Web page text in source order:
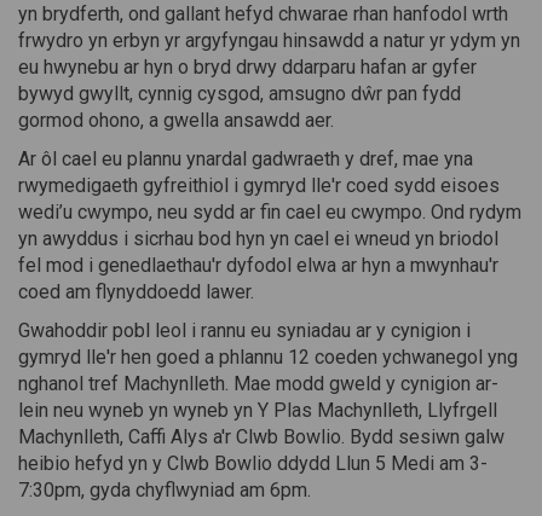
yn brydferth, ond gallant hefyd chwarae rhan hanfodol wrth
frwydro yn erbyn yr argyfyngau hinsawdd a natur yr ydym yn
eu hwynebu ar hyn o bryd drwy ddarparu hafan ar gyfer
bywyd gwyllt, cynnig cysgod, amsugno dŵr pan fydd
gormod ohono, a gwella ansawdd aer.
Ar ôl cael eu plannu ynardal gadwraeth y dref, mae yna
rwymedigaeth gyfreithiol i gymryd lle'r coed sydd eisoes
wedi’u cwympo, neu sydd ar fin cael eu cwympo. Ond rydym
yn awyddus i sicrhau bod hyn yn cael ei wneud yn briodol
fel mod i genedlaethau'r dyfodol elwa ar hyn a mwynhau'r
coed am flynyddoedd lawer.
Gwahoddir pobl leol i rannu eu syniadau ar y cynigion i
gymryd lle'r hen goed a phlannu 12 coeden ychwanegol yng
nghanol tref Machynlleth. Mae modd gweld y cynigion ar-
lein neu wyneb yn wyneb yn Y Plas Machynlleth, Llyfrgell
Machynlleth, Caffi Alys a'r Clwb Bowlio. Bydd sesiwn galw
heibio hefyd yn y Clwb Bowlio ddydd Llun 5 Medi am 3-
7:30pm, gyda chyflwyniad am 6pm.